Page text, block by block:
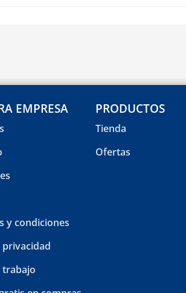
EMPRESA
y condiciones
privacidad
trabajo
PRODUCTOS
Tienda
Ofertas